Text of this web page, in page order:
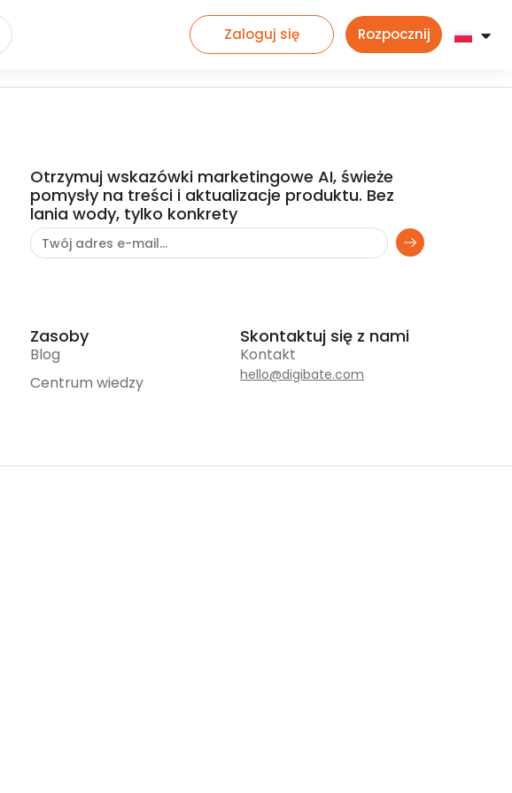
Zaloguj się Rozpocznij
Otrzymuj wskazówki marketingowe AI, świeże
pomysły na treści i aktualizacje produktu. Bez
lania wody, tylko konkrety
Zasoby
Blog
Centrum wiedzy
Skontaktuj się z nami
Kontakt
hello@digibate.com